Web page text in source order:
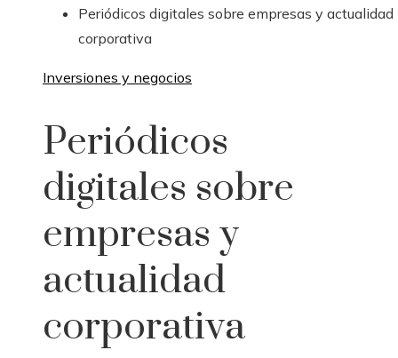
Periódicos digitales sobre empresas y actualidad
corporativa
Inversiones y negocios
Periódicos
digitales sobre
empresas y
actualidad
corporativa